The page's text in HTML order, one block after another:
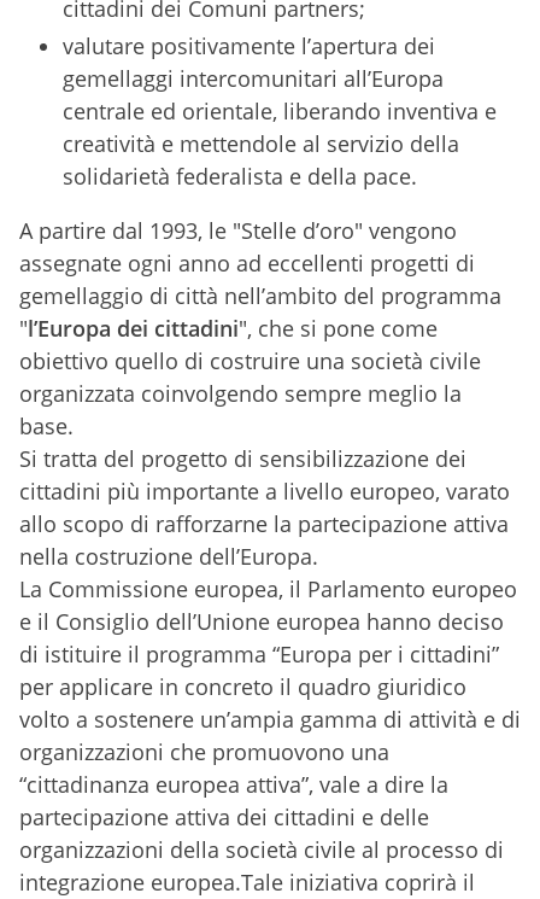
cittadini dei Comuni partners;
valutare positivamente l’apertura dei
gemellaggi intercomunitari all’Europa
centrale ed orientale, liberando inventiva e
creatività e mettendole al servizio della
solidarietà federalista e della pace.
A partire dal 1993, le "Stelle d’oro" vengono
assegnate ogni anno ad eccellenti progetti di
gemellaggio di città nell’ambito del programma
"l’Europa dei cittadini", che si pone come
obiettivo quello di costruire una società civile
organizzata coinvolgendo sempre meglio la
base.
Si tratta del progetto di sensibilizzazione dei
cittadini più importante a livello europeo, varato
allo scopo di rafforzarne la partecipazione attiva
nella costruzione dell’Europa.
La Commissione europea, il Parlamento europeo
e il Consiglio dell’Unione europea hanno deciso
di istituire il programma “Europa per i cittadini”
per applicare in concreto il quadro giuridico
volto a sostenere un’ampia gamma di attività e di
organizzazioni che promuovono una
“cittadinanza europea attiva”, vale a dire la
partecipazione attiva dei cittadini e delle
organizzazioni della società civile al processo di
integrazione europea.Tale iniziativa coprirà il